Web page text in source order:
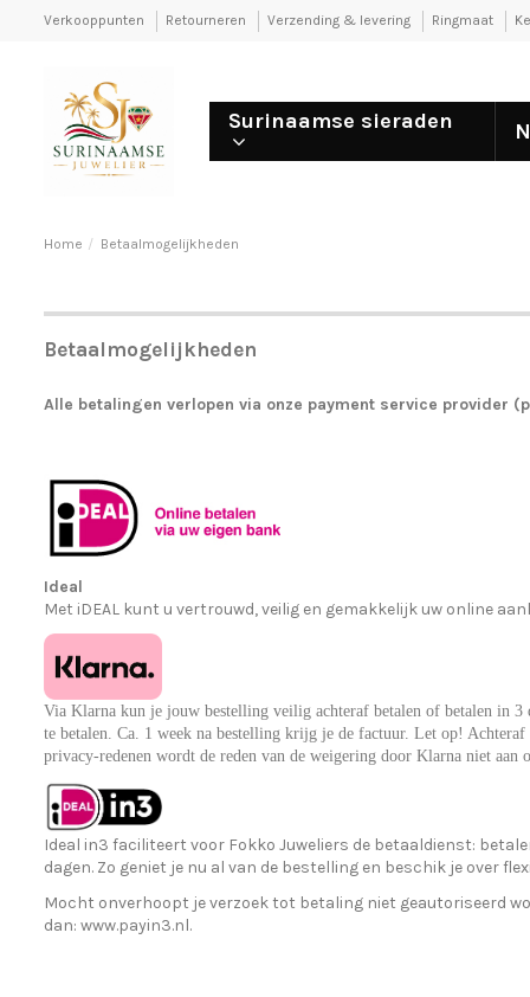
Verkooppunten Retourneren Verzending & levering Ringmaat
Surinaamse sieraden
Home Betaalmogelijkheden
Betaalmogelijkheden
Alle betalingen verlopen via onze payment service provider
Ideal
Met iDEAL kunt u vertrouwd, veilig en gemakkelijk uw online
Via Klarna kun je jouw bestelling veilig achteraf betalen of betalen in 3
te betalen. Ca. 1 week na bestelling krijg je de factuur. Let op!
privacy-redenen wordt de reden van de weigering door Klarna niet aan
Ideal in3 faciliteert voor Fokko Juweliers de betaaldienst:
dagen. Zo geniet je nu al van de bestelling en beschik je over
Mocht onverhoopt je verzoek tot betaling niet geautoriseerd
dan: www.payin3.nl.